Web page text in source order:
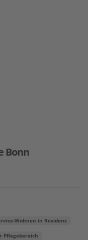
Bonn
Wohnen in Residenz
Pflegebereich